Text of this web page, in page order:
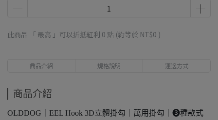
此商品 「 最高 」可以折抵紅利 0 點 (約等於 NT$0 )
商品介紹 規格說明 運送方式
商品介紹
OLDDOG｜EEL Hook 3D立體掛勾｜萬用掛勾｜➌種款式